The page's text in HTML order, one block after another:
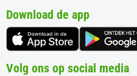
Download de app
Volg ons op social media